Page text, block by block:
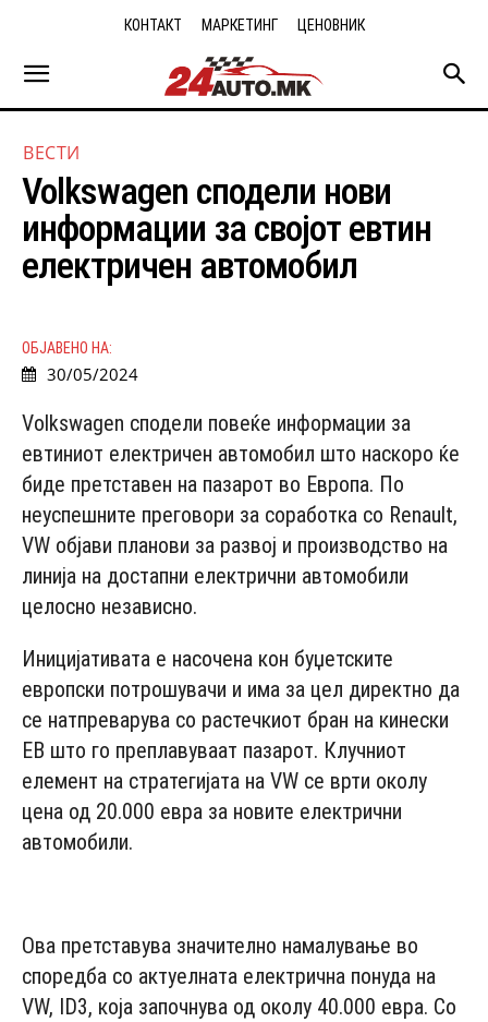
КОНТАКТ МАРКЕТИНГ ЦЕНОВНИК
ВЕСТИ
Volkswagen сподели нови
информации за својот евтин
електричен автомобил
ОБЈАВЕНО НА:
30/05/2024
Volkswagen сподели повеќе информации за
евтиниот електричен автомобил што наскоро ќе
биде претставен на пазарот во Европа. По
неуспешните преговори за соработка со Renault,
VW објави планови за развој и производство на
линија на достапни електрични автомобили
целосно независно.
Иницијативата е насочена кон буџетските
европски потрошувачи и има за цел директно да
се натпреварува со растечкиот бран на кинески
ЕВ што го преплавуваат пазарот. Клучниот
елемент на стратегијата на VW се врти околу
цена од 20.000 евра за новите електрични
автомобили.
Ова претставува значително намалување во
споредба со актуелната електрична понуда на
VW, ID3, која започнува од околу 40.000 евра. Со